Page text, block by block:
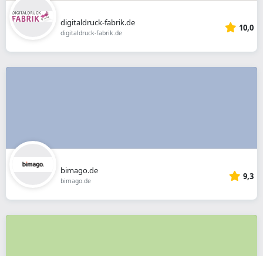
digitaldruck-fabrik.de
digitaldruck-fabrik.de 10,0
bimago.de
bimago.de 9,3